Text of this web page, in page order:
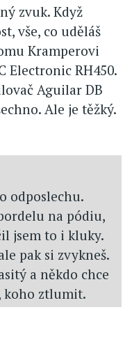
zvuk. Když
vše, co uděláš
Kramperovi
Electronic RH450.
Aguilar DB
Ale je těžký.
odposlechu.
na pódiu,
jsem to i kluky.
pak si zvykneš.
a někdo chce
koho ztlumit.